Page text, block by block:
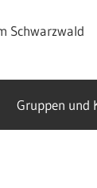
Schwarzwald
Gruppen und